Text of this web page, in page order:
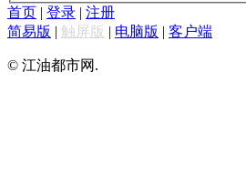
首页 | 登录 | 注册
简易版 | 触屏版 | 电脑版 | 客户端
© 江油都市网.